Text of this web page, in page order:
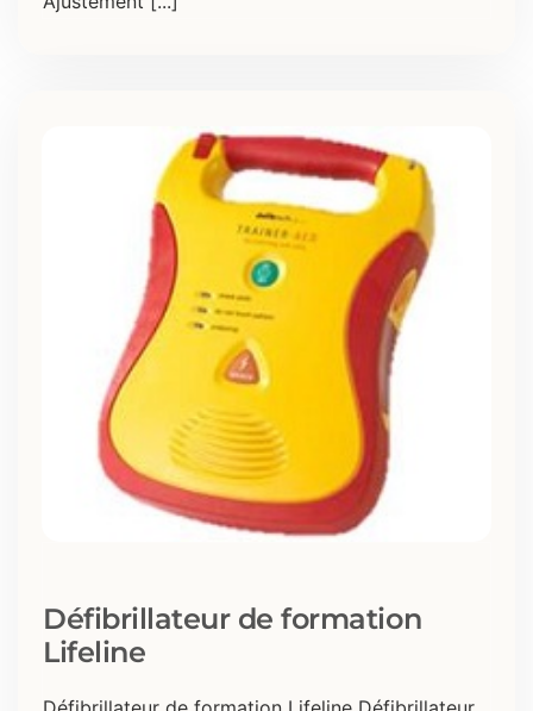
Défibrillateur de formation
Lifeline